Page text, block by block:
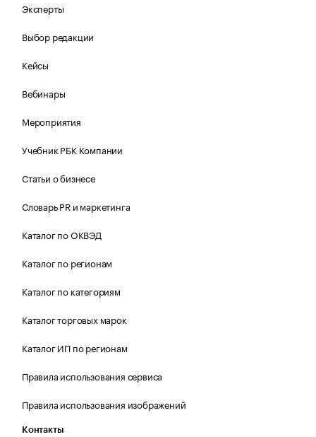
Эксперты
Выбор редакции
Кейсы
Вебинары
Мероприятия
Учебник РБК Компании
Статьи о бизнесе
Словарь PR и маркетинга
Каталог по ОКВЭД
Каталог по регионам
Каталог по категориям
Каталог торговых марок
Каталог ИП по регионам
Правила использования сервиса
Правила использования изображений
Контакты